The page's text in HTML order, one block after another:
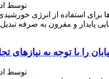
توسط
استفاده از انرژی
را با توجه به نیازهای
توسط